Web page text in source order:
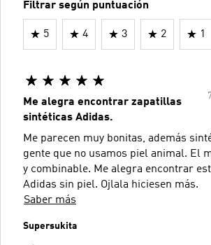
Filtrar según puntuación
5 4 3 2 1
Me alegra encontrar zapatillas
sintéticas Adidas.
Me parecen muy bonitas, además
gente que no usamos piel animal. El
y combinable. Me alegra encontrar
Adidas sin piel. Ojlala hiciesen más.
Saber más
Supersukita